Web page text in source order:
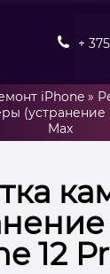
+
iPhone»
(устранение
Max
12